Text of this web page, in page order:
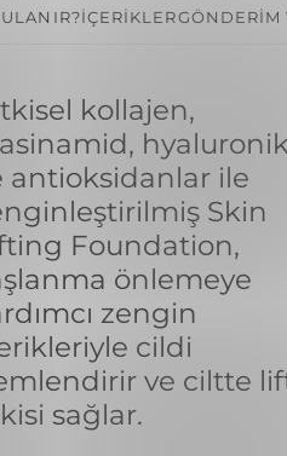
İÇERİKLERGÖNDERİM
kollajen,
antioksidanlar ile
Skin
Foundation,
önlemeye
zengin
cildi
ve ciltte
sağlar.